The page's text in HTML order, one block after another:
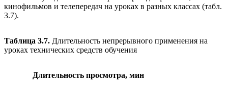
кинофильмов и телепередач на уроках в разных классах (табл.
3.7).
Таблица 3.7. Длительность непрерывного применения на
уроках технических средств обучения
Длительность просмотра, мин